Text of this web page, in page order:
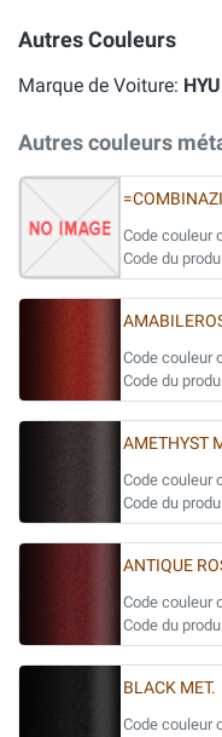
Autres Couleurs
Marque de Voiture:
Autres couleurs
Code couleur
Code du
Code couleur
Code du
AMETHYST
Code couleur
Code du
ANTIQUE
Code couleur
Code du
BLACK MET.
Code couleur